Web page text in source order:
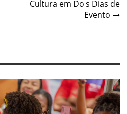
Cultura em Dois Dias de
Evento